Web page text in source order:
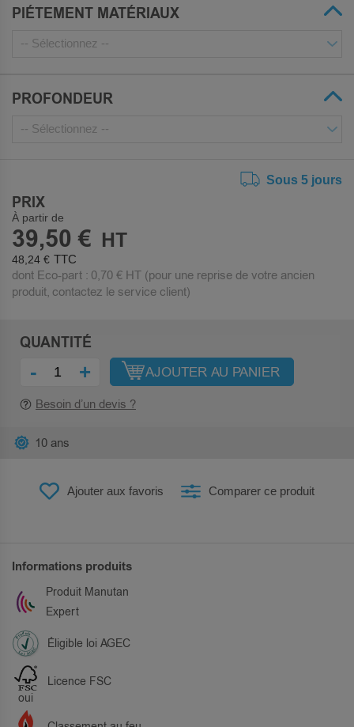
PIÉTEMENT MATÉRIAUX
PROFONDEUR
Sous 5 jours
PRIX
À partir de
39,50 €
48,24 €
dont Eco-part : 0,70 € HT (pour une reprise de votre ancien
produit, contactez le service client)
QUANTITÉ
- + AJOUTER AU PANIER
Besoin d’un devis ?
Ajouter aux favoris Comparer ce produit
10 ans
Informations produits
Produit Manutan
Expert
Éligible loi AGEC
oui
Licence FSC